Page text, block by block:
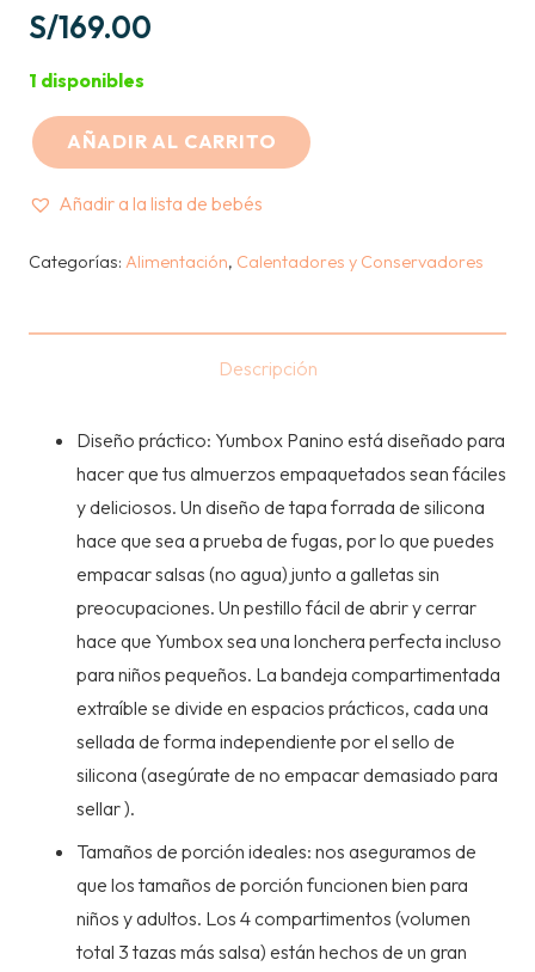
S/169.00
1 disponibles
YUMBOX
4
AÑADIR AL CARRITO
Añadir a la lista de bebés
Categorías: Alimentación, Calentadores y Conservadores
Descripción
Diseño práctico: Yumbox Panino está diseñado para
hacer que tus almuerzos empaquetados sean fáciles
y deliciosos. Un diseño de tapa forrada de silicona
hace que sea a prueba de fugas, por lo que puedes
empacar salsas (no agua) junto a galletas sin
preocupaciones. Un pestillo fácil de abrir y cerrar
hace que Yumbox sea una lonchera perfecta incluso
para niños pequeños. La bandeja compartimentada
extraíble se divide en espacios prácticos, cada una
sellada de forma independiente por el sello de
silicona (asegúrate de no empacar demasiado para
sellar ).
Tamaños de porción ideales: nos aseguramos de
que los tamaños de porción funcionen bien para
niños y adultos. Los 4 compartimentos (volumen
total 3 tazas más salsa) están hechos de un gran